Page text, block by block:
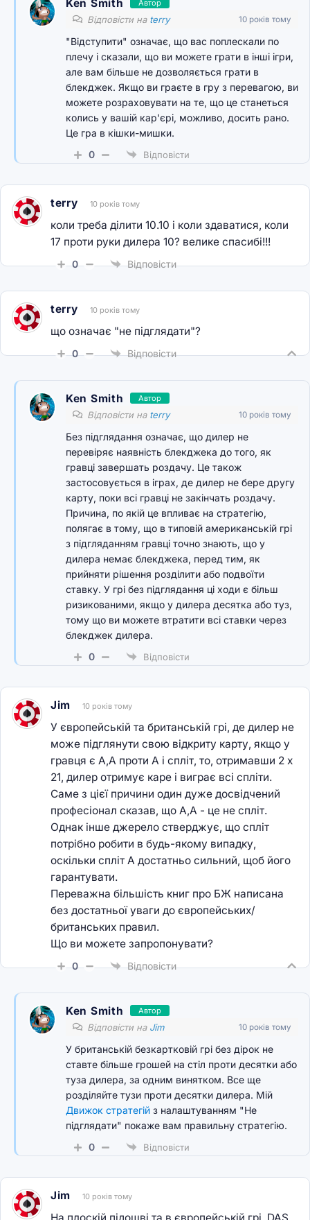
Ken Smith Автор
Відповісти на terry 10 років тому
"Відступити" означає, що вас поплескали по
плечу і сказали, що ви можете грати в інші ігри,
але вам більше не дозволяється грати в
блекджек. Якщо ви граєте в гру з перевагою, ви
можете розраховувати на те, що це станеться
колись у вашій кар'єрі, можливо, досить рано.
Це гра в кішки-мишки.
0
Відповісти
terry 10 років тому
коли треба ділити 10.10 і коли здаватися, коли
17 проти руки дилера 10? велике спасибі!!!
0 Відповісти
terry 10 років тому
що означає "не підглядати"?
0 Відповісти
Ken Smith Автор
Відповісти на terry 10 років тому
Без підглядання означає, що дилер не
перевіряє наявність блекджека до того, як
гравці завершать роздачу. Це також
застосовується в іграх, де дилер не бере другу
карту, поки всі гравці не закінчать роздачу.
Причина, по якій це впливає на стратегію,
полягає в тому, що в типовій американській грі
з підгляданням гравці точно знають, що у
дилера немає блекджека, перед тим, як
прийняти рішення розділити або подвоїти
ставку. У грі без підглядання ці ходи є більш
ризикованими, якщо у дилера десятка або туз,
тому що ви можете втратити всі ставки через
блекджек дилера.
0
Відповісти
Jim 10 років тому
У європейській та британській грі, де дилер не
може підглянути свою відкриту карту, якщо у
гравця є A,A проти A і спліт, то, отримавши 2 x
21, дилер отримує каре і виграє всі спліти.
Саме з цієї причини один дуже досвідчений
професіонал сказав, що A,A - це не спліт.
Однак інше джерело стверджує, що спліт
потрібно робити в будь-якому випадку,
оскільки спліт A достатньо сильний, щоб його
гарантувати.
Переважна більшість книг про БЖ написана
без достатньої уваги до європейських/
британських правил.
Що ви можете запропонувати?
0 Відповісти
Ken Smith Автор
Відповісти на Jim 10 років тому
У британській безкартковій грі без дірок не
ставте більше грошей на стіл проти десятки або
туза дилера, за одним винятком. Все ще
розділяйте тузи проти десятки дилера. Мій
Движок стратегій з налаштуванням "Не
підглядати" покаже вам правильну стратегію.
0
Відповісти
Jim 10 років тому
На плоскій підошві та в європейській грі, DAS,